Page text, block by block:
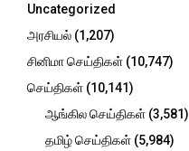
:Uncategorized
அரசியல் (1,207)
சினிமா செய்திகள் (10,747)
செய்திகள் (10,141)
ஆங்கில செய்திகள் (3,581)
தமிழ் செய்திகள் (5,984)